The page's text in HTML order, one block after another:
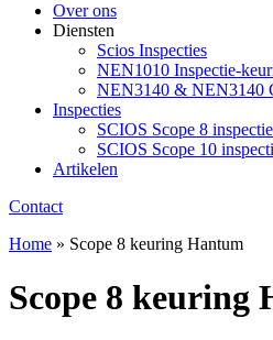
Over ons
Diensten
Scios Inspecties
NEN1010 Inspectie-
NEN3140 & NEN3140
Inspecties
SCIOS Scope 8
SCIOS Scope 10
Artikelen
Contact
Home » Scope 8 keuring Hantum
Scope 8 keuring